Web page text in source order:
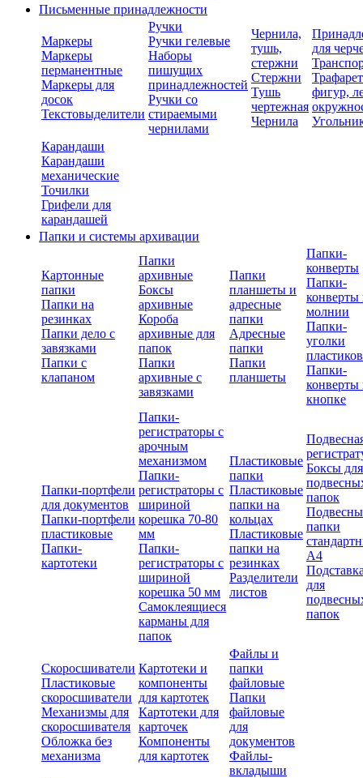
Письменные принадлежности
Маркеры
Маркеры
перманентные
Маркеры для
досок
Текстовыделители
Ручки
Ручки гелевые
Наборы
пишущих
принадлежностей
Ручки со
стираемыми
чернилами
Чернила,
тушь,
стержни
Стержни
Тушь
чертежная
Чернила
для
фигур,
Карандаши
Карандаши
механические
Точилки
Грифели для
карандашей
Папки и системы архивации
Картонные
папки
Папки на
резинках
Папки дело с
завязками
Папки с
клапаном
Папки
архивные
Боксы
архивные
Короба
архивные для
папок
Папки
архивные с
завязками
Папки
планшеты и
адресные
папки
Адресные
папки
Папки
планшеты
Папки-
конверты
Папки-
конверты
молнии
Папки-
уголки
Папки-
конверты
кнопке
Папки-портфели
для документов
Папки-портфели
пластиковые
Папки-
картотеки
Папки-
регистраторы с
арочным
механизмом
Папки-
регистраторы с
шириной
корешка 70-80
мм
Папки-
регистраторы с
шириной
корешка 50 мм
Самоклеящиеся
карманы для
папок
Пластиковые
папки
Пластиковые
папки на
кольцах
Пластиковые
папки на
резинках
Разделители
листов
Боксы для
папок
папки
А4
для
папок
Скоросшиватели
Пластиковые
скоросшиватели
Механизмы для
скоросшивателя
Обложка без
механизма
Картотеки и
компоненты
для картотек
Картотеки для
карточек
Компоненты
для картотек
Файлы и
папки
файловые
Папки
файловые
для
документов
Файлы-
вкладыши